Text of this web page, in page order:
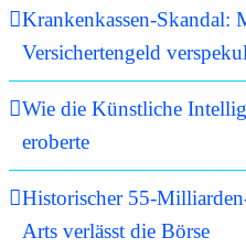
Krankenkassen-Skandal:
Versichertengeld
Wie die Künstliche
eroberte
Historischer 55-
Arts verlässt die Börse